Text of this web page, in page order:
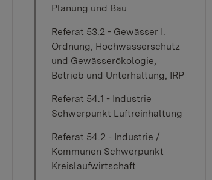
Planung und Bau
Referat 53.2 - Gewässer I.
Ordnung, Hochwasserschutz
und Gewässerökologie,
Betrieb und Unterhaltung, IRP
Referat 54.1 - Industrie
Schwerpunkt Luftreinhaltung
Referat 54.2 - Industrie /
Kommunen Schwerpunkt
Kreislaufwirtschaft